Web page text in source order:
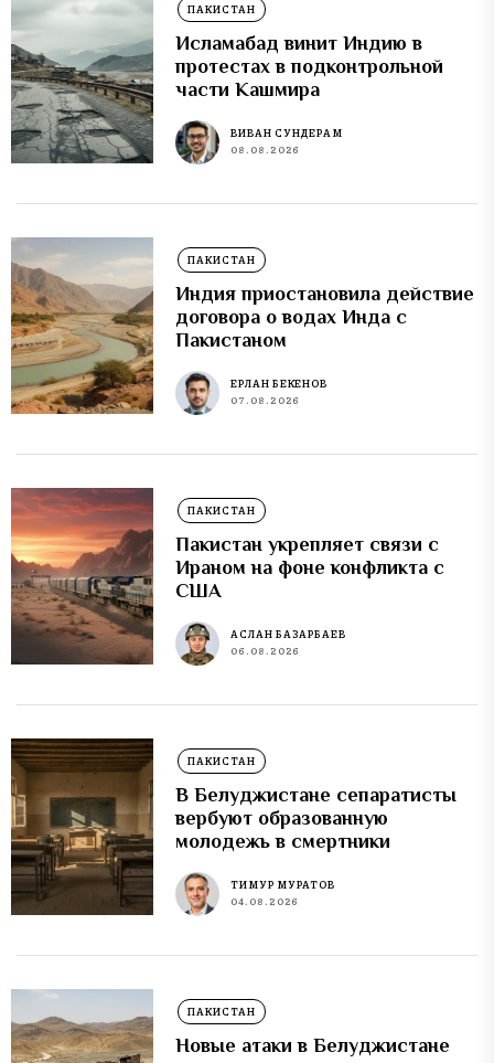
ПАКИСТАН
Исламабад винит Индию в
протестах в подконтрольной
части Кашмира
ВИВАН СУНДЕРАМ
08.08.2026
ПАКИСТАН
Индия приостановила действие
договора о водах Инда с
Пакистаном
ЕРЛАН БЕКЕНОВ
07.08.2026
ПАКИСТАН
Пакистан укрепляет связи с
Ираном на фоне конфликта с
США
АСЛАН БАЗАРБАЕВ
06.08.2026
ПАКИСТАН
В Белуджистане сепаратисты
вербуют образованную
молодежь в смертники
ТИМУР МУРАТОВ
04.08.2026
ПАКИСТАН
Новые атаки в Белуджистане